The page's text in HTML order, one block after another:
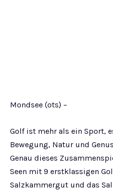
Mondsee (ots) –
Golf ist mehr als ein Sport,
Bewegung, Natur und
Genau dieses
Seen mit 9 erstklassigen
Salzkammergut und das